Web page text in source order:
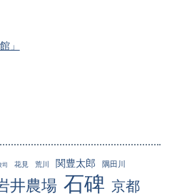
」
司 花見 荒川 関豊太郎 隅田川
井農場 石碑 京都